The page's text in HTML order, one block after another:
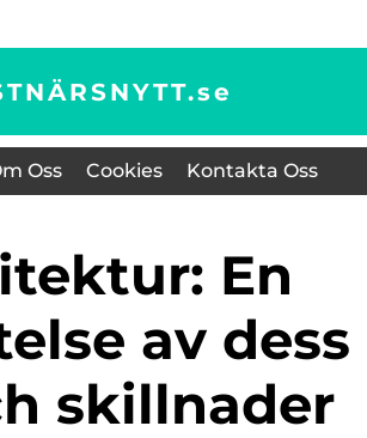
se
Oss Cookies Kontakta Oss
av dess
skillnader